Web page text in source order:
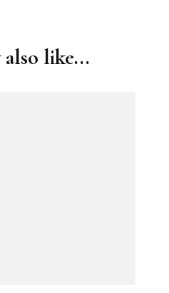
also like...